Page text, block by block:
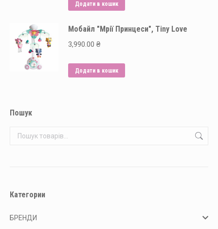
Додати в кошик
Мобайл "Мрії Принцеси", Tiny Love
3,990.00 ₴
Додати в кошик
Пошук
Категории
БРЕНДИ